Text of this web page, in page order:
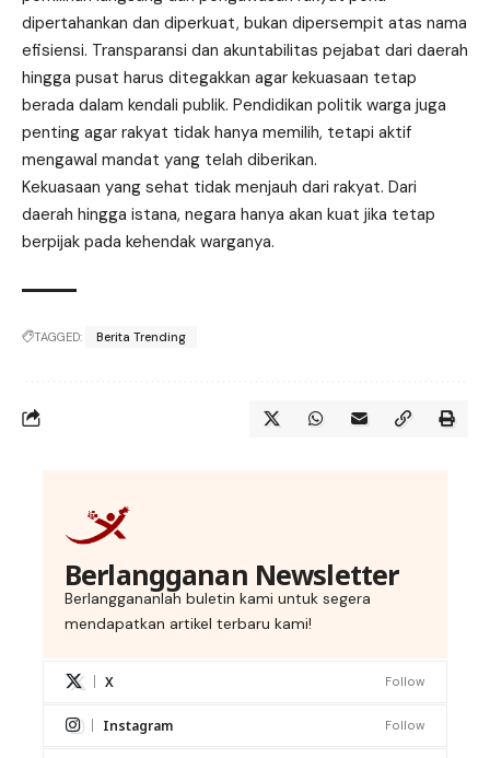
dipertahankan dan diperkuat, bukan dipersempit atas nama
efisiensi. Transparansi dan akuntabilitas pejabat dari daerah
hingga pusat harus ditegakkan agar kekuasaan tetap
berada dalam kendali publik. Pendidikan politik warga juga
penting agar rakyat tidak hanya memilih, tetapi aktif
mengawal mandat yang telah diberikan.
Kekuasaan yang sehat tidak menjauh dari rakyat. Dari
daerah hingga istana, negara hanya akan kuat jika tetap
berpijak pada kehendak warganya.
TAGGED: Berita Trending
Berlangganan Newsletter
Berlanggananlah buletin kami untuk segera
mendapatkan artikel terbaru kami!
X Follow
Instagram Follow